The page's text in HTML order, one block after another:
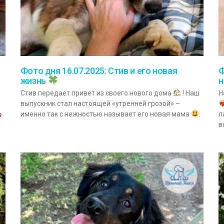
Фото дня 16.07.2025: Стив и его новая
жизнь
Стив передает привет из своего нового дома
! Наш
выпускник стал настоящей «утренней грозой» –
именно так с нежностью называет его новая мама